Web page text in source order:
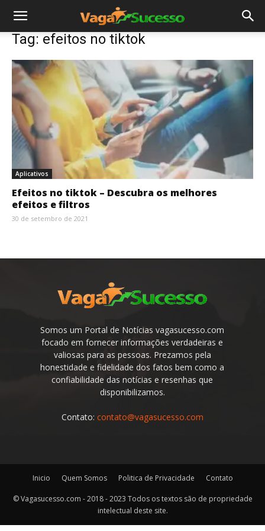
Tag: efeitos no tiktok
Aplicativos
Efeitos no tiktok – Descubra os melhores
efeitos e filtros
30 de setembro de 2021
Somos um Portal de Notícias vagasucesso.com
focado em fornecer informações verdadeiras e
valiosas para as pessoas. Prezamos pela
honestidade e fidelidade dos fatos bem como a
confiabilidade das notícias e resenhas que
disponibilizamos.
Contato: contato@vagasucesso.com
Inicio Quem Somos Politica de Privacidade Contato
© Vagasucesso.com - 2018 - 2023 Todos os textos são de propriedade
intelectual deste site.